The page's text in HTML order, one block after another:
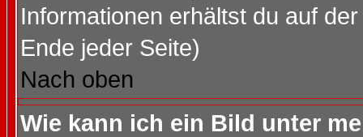
Informationen erhältst du auf
Ende jeder Seite)
Nach oben
Wie kann ich ein Bild unter